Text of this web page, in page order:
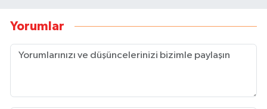
Yorumlar